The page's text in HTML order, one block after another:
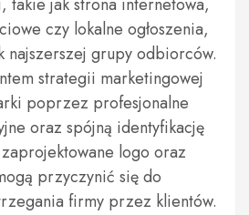
czy lokalne ogłoszenia,
najszerszej grupy odbiorców.
strategii marketingowej
poprzez profesjonalne
oraz spójną identyfikację
logo oraz
przyczynić się do
firmy przez klientów.